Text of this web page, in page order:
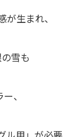
生まれ、
雪も
、